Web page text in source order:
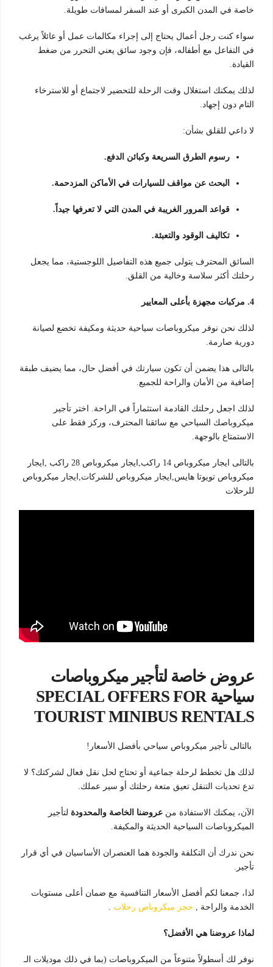
خاصة في المدن الكبرى أو عند السفر لمسافات طويلة.
سواء كنت رجل أعمال يحتاج إلى إجراء مكالمات عمل أو عائلاً يرغب
في التفاعل مع أطفاله، فإن وجود سائق يعني التحرر من ضغط
القيادة.
لذلك يمكنك استغلال وقت الرحلة للتحضير لاجتماع أو للاسترخاء
التام دون إجهاد.
لا داعي للقلق بشأن:
رسوم الطرق السريعة وكبائن الدفع.
البحث عن مواقف للسيارات في الأماكن المزدحمة.
قواعد المرور الغريبة في المدن التي لا تعرفها جيداً.
تكاليف الوقود والتعبئة.
السائق المحترف يتولى جميع هذه التفاصيل اللوجستية، مما يجعل
رحلتك أكثر سلاسة وخالية من القلق.
4. مركبات مجهزة بأعلى المعايير
لذلك نحن نوفر ميكروباصات سياحية حديثة ومكيفة تخضع لصيانة
دورية صارمة.
بالتالى هذا يضمن أن تكون سيارتك في أفضل حال، مما يضيف طبقة
إضافية من الأمان والراحة للجميع.
لذلك اجعل رحلتك القادمة استثماراً في الراحة. اختر تأجير
ميكروباصك السياحي مع سائقنا المحترف، وركز فقط على
الاستمتاع بالوجهة.
بالتالى ايجار ميكروباص 14 راكب,ايجار ميكروباص 28 راكب ,ايجار
ميكروباص تويوتا هايس,ايجار ميكروباص للشركات,ايجار ميكروباص
للرحلات
عروض خاصة لتأجير ميكروباصات
سياحية SPECIAL OFFERS FOR
TOURIST MINIBUS RENTALS
بالتالى تأجير ميكروباص سياحي بأفضل الأسعار!
لذلك هل تخطط لرحلة جماعية أو تحتاج لحل نقل فعال لشركتك؟ لا
تدع تحديات التنقل تعيق متعة رحلتك أو سير عملك.
الآن، يمكنك الاستفادة من عروضنا الخاصة والمحدودة لتأجير
الميكروباصات السياحية الحديثة والمكيفة.
نحن ندرك أن التكلفة والجودة هما العنصران الأساسيان في أي قرار
تأجير.
لذا، جمعنا لكم أفضل الأسعار التنافسية مع ضمان أعلى مستويات
الخدمة والراحة , حجز ميكروباص رحلات .
لماذا عروضنا هي الأفضل؟
نوفر لك أسطولاً متنوعاً من الميكروباصات (بما في ذلك موديلات الـ